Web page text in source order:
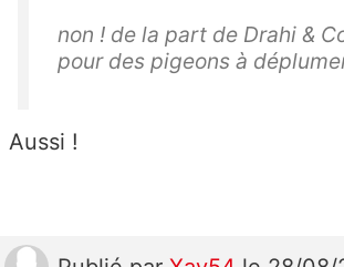
non ! de la part de Drahi &
pour des pigeons à
Aussi !